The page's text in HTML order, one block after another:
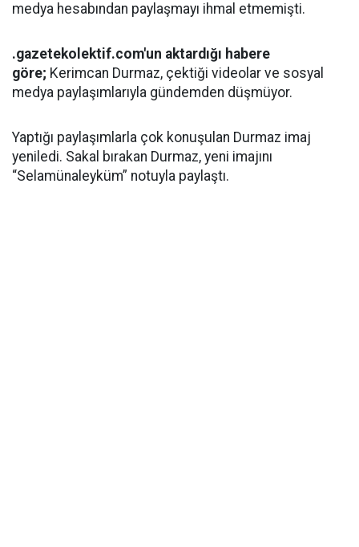
medya hesabından paylaşmayı ihmal etmemişti.
.gazetekolektif.com'un aktardığı habere
göre; Kerimcan Durmaz, çektiği videolar ve sosyal
medya paylaşımlarıyla gündemden düşmüyor.
Yaptığı paylaşımlarla çok konuşulan Durmaz imaj
yeniledi. Sakal bırakan Durmaz, yeni imajını
“Selamünaleyküm” notuyla paylaştı.